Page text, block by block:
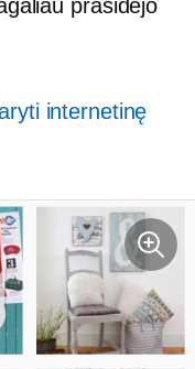
prasidėjo
internetinę